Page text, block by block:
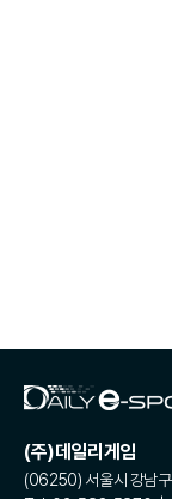
(주)데일리게임
(06250) 서울시 강남